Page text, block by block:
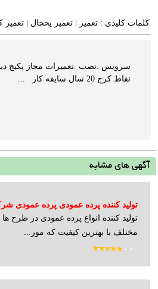
کلمات کلیدی : تعمیر تعمیر یخچال تعمیر
سرویس .نصب .تعمیرات مجاز پکیج
نقاط کرج 20 سال سایقه کار ...
آگهی های مشابه
تولید کننده پرده عمودی پرده عمودی
نوار
تولید کننده انواع پرده عمودی در طرح
مختلف با بهترین کیفیت که مور...